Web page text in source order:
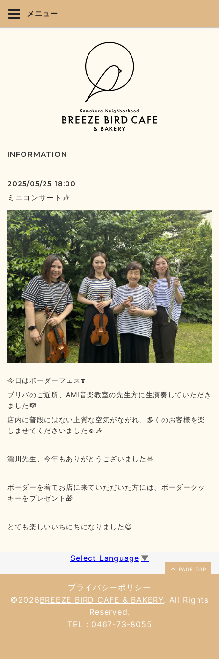
メニュー
INFORMATION
2025/05/25 18:00
ミニコンサート🎶
今日はボーダーフェス❣️
ブリバのご近所、AMI音楽教室の先生方に生演奏していただき
ました🎼
店内に普段にはない上質な空気がながれ、多くのお客様を楽
しませてくださいました☺️🎶
瀧川先生、今年もありがとうございました🙇
ボーダーを着てお店に来ていただいた方には、ボーダークッ
キーをプレゼント🎁
とても楽しいいちにちになりました😄
Select Language ▼
PAGE TOP
プライバシーポリシー
©2026BREEZE BIRD CAFE & BAKERY. All Rights
Reserved.
TEL：0467-73-8055